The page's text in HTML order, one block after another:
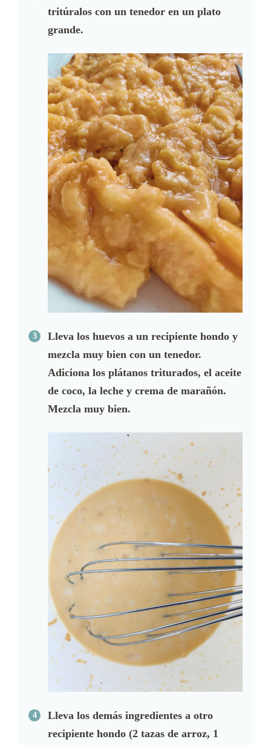
tritúralos con un tenedor en un plato
grande.
Lleva los huevos a un recipiente hondo y
mezcla muy bien con un tenedor.
Adiciona los plátanos triturados, el aceite
de coco, la leche y crema de marañón.
Mezcla muy bien.
Lleva los demás ingredientes a otro
recipiente hondo (2 tazas de arroz, 1